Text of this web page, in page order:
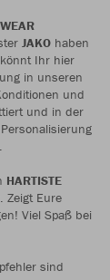
JAKOhaben
Ihr hier
in unseren
und
und in der
HARTISTE
Zeigt Eure
Viel Spaß bei
sind